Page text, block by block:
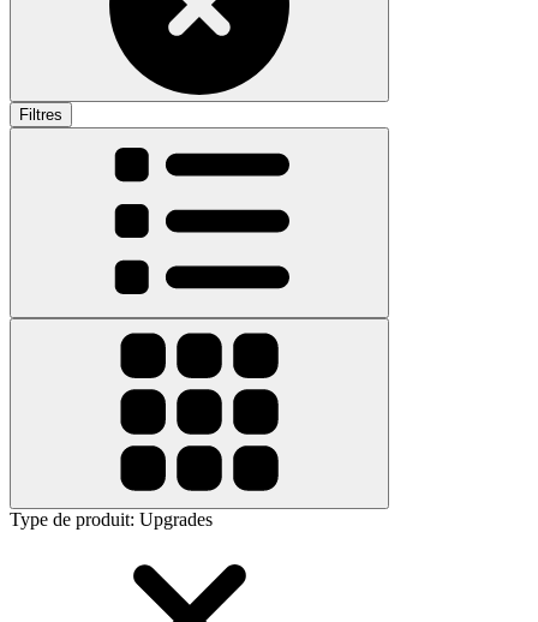
Filtres
Type de produit: Upgrades